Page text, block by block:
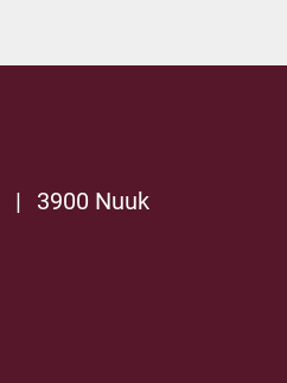
|
3900 Nuuk